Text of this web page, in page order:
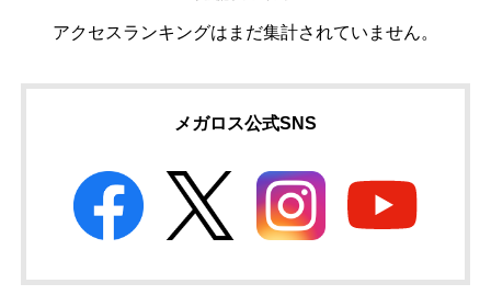
アクセスランキングはまだ集計されていません。
メガロス公式SNS